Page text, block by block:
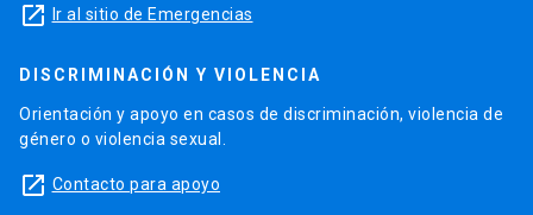
launch Ir al sitio de Emergencias
DISCRIMINACIÓN Y VIOLENCIA
Orientación y apoyo en casos de discriminación, violencia de
género o violencia sexual.
launch Contacto para apoyo